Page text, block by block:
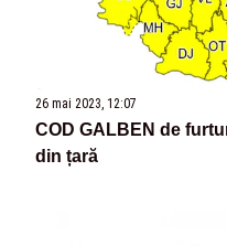
26 mai 2023, 12:07
COD GALBEN de
din țară